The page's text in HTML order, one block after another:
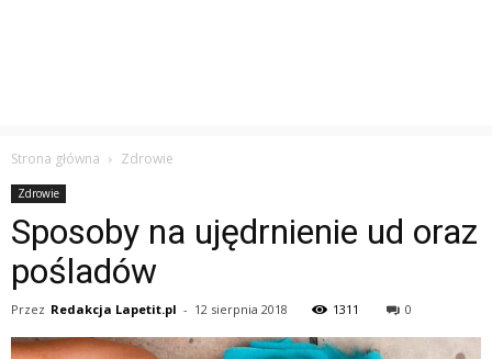
Strona główna Zdrowie
Zdrowie
Sposoby na ujędrnienie ud oraz
pośladów
Przez Redakcja Lapetit.pl - 12 sierpnia 2018 1311 0